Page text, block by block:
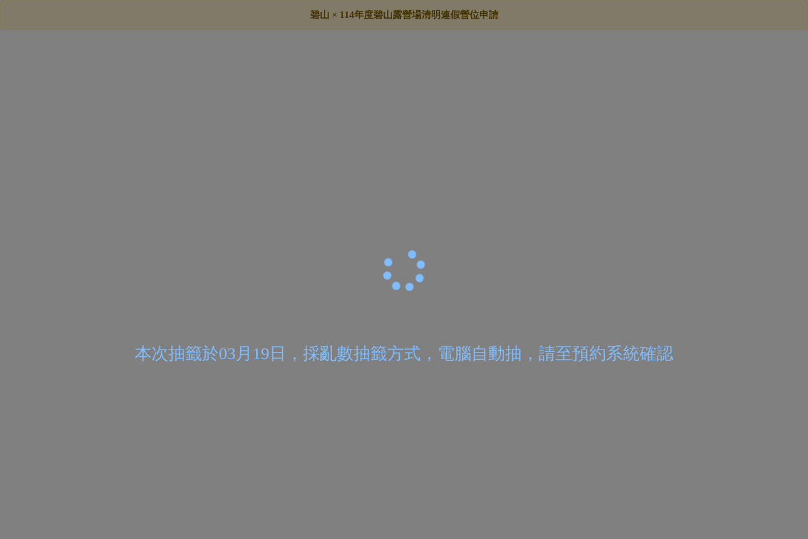
碧山 × 114年度碧山露營場清明連假營位申請
本次抽籤於03月19日 ，採亂數抽籤方式，電腦自動抽，請至預約系統確認